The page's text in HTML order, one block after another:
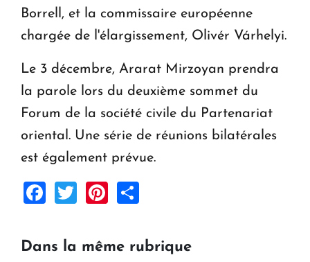
Borrell, et la commissaire européenne
chargée de l'élargissement, Olivér Várhelyi.
Le 3 décembre, Ararat Mirzoyan prendra
la parole lors du deuxième sommet du
Forum de la société civile du Partenariat
oriental. Une série de réunions bilatérales
est également prévue.
Facebook
TwitterPinterest
Dans la même rubrique